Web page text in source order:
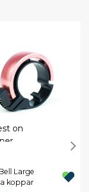
Large
koppar